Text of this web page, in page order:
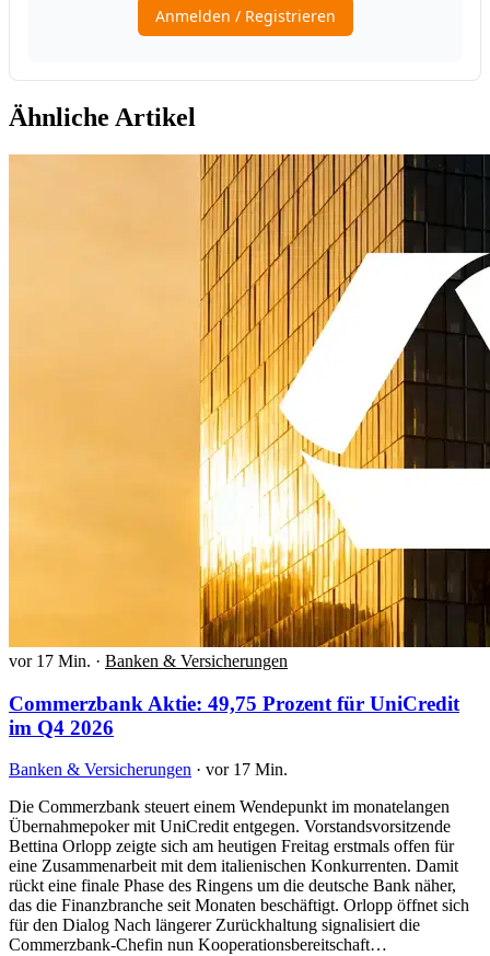
Ähnliche Artikel
vor 17 Min. · Banken & Versicherungen
Commerzbank Aktie: 49,75 Prozent für UniCredit
im Q4 2026
Banken & Versicherungen · vor 17 Min.
Die Commerzbank steuert einem Wendepunkt im monatelangen
Übernahmepoker mit UniCredit entgegen. Vorstandsvorsitzende
Bettina Orlopp zeigte sich am heutigen Freitag erstmals offen für
eine Zusammenarbeit mit dem italienischen Konkurrenten. Damit
rückt eine finale Phase des Ringens um die deutsche Bank näher,
das die Finanzbranche seit Monaten beschäftigt. Orlopp öffnet sich
für den Dialog Nach längerer Zurückhaltung signalisiert die
Commerzbank-Chefin nun Kooperationsbereitschaft…